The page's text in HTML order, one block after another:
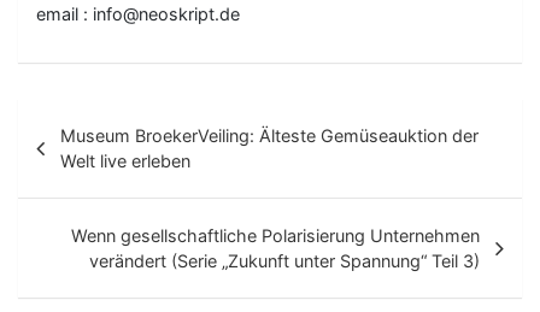
email : info@neoskript.de
e
i
Museum BroekerVeiling: Älteste Gemüseauktion der
Welt live erleben
Wenn gesellschaftliche Polarisierung Unternehmen
verändert (Serie „Zukunft unter Spannung“ Teil 3)